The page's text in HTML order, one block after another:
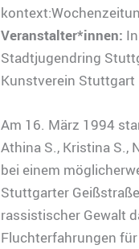
Veranstalter*innen:
Stadtjugendring
Kunstverein Stuttgart
Am 16. März 1994
Athina S., Kristina S.,
bei einem
Stuttgarter
rassistischer Gewalt
Fluchterfahrungen